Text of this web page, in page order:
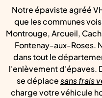
Notre épaviste agréé
que les communes
Montrouge, Arcueil,
Fontenay-aux-Roses.
dans tout le
l'enlèvement d'épaves.
se déplacesans frais
charge votre véhicule